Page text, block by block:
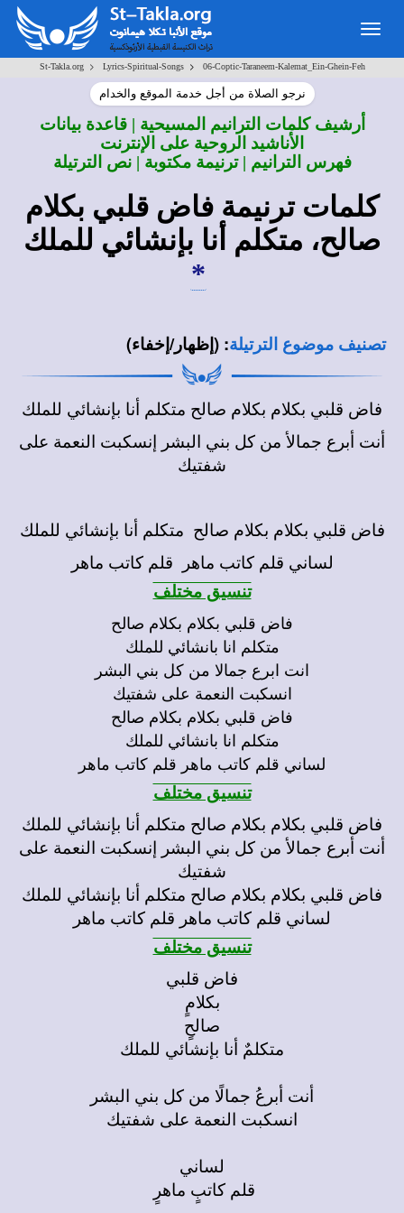
St-Takla.org> Lyrics-Spiritual-Songs> 06-Coptic-Taraneem-Kalemat_Ein-Ghein-Feh
نرجو الصلاة من أجل خدمة الموقع والخدام
أرشيف كلمات الترانيم المسيحية | قاعدة بيانات
الأناشيد الروحية على الإنترنت
فهرس الترانيم | ترنيمة مكتوبة | نص الترتيلة
كلمات ترنيمة فاض قلبي بكلام
صالح، متكلم أنا بإنشائي للملك
*
تصنيف موضوع الترتيلة: (إظهار/إخفاء)
فاض قلبي بكلام بكلام صالح متكلم أنا بإنشائي للملك
أنت أبرع جمالأ من كل بني البشر إنسكبت النعمة على
شفتيك
فاض قلبي بكلام بكلام صالح متكلم أنا بإنشائي للملك
لساني قلم كاتب ماهر قلم كاتب ماهر
تنسيق مختلف
فاض قلبي بكلام بكلام صالح
متكلم انا بانشائي للملك
انت ابرع جمالا من كل بني البشر
انسكبت النعمة على شفتيك
فاض قلبي بكلام بكلام صالح
متكلم انا بانشائي للملك
لساني قلم كاتب ماهر قلم كاتب ماهر
تنسيق مختلف
فاض قلبي بكلام بكلام صالح متكلم أنا بإنشائي للملك
أنت أبرع جمالأ من كل بني البشر إنسكبت النعمة على
شفتيك
فاض قلبي بكلام بكلام صالح متكلم أنا بإنشائي للملك
لساني قلم كاتب ماهر قلم كاتب ماهر
تنسيق مختلف
فاض قلبي
بكلامٍ
صالحٍ
متكلمٌ أنا بإنشائي للملك
أنت أبرعُ جمالًا من كل بني البشر
انسكبت النعمة على شفتيك
لساني
قلم كاتبٍ ماهرٍ